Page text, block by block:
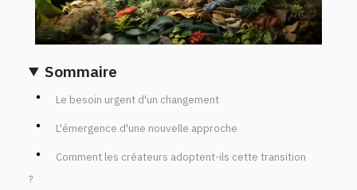
Sommaire
Le besoin urgent d'un changement
L'émergence d'une nouvelle approche
Comment les créateurs adoptent-ils cette transition
?